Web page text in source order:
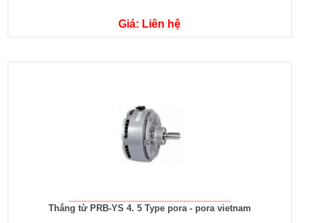
Giá: Liên hệ
Thắng từ PRB-YS 4. 5 Type pora - pora vietnam